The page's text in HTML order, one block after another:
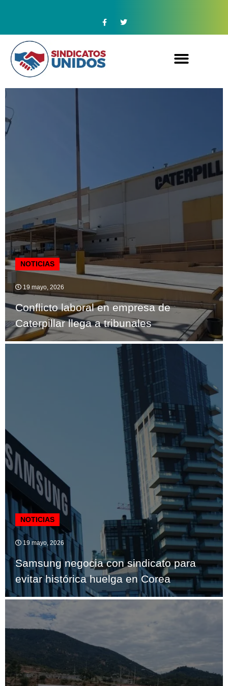
NOTICIAS
19 mayo, 2026
Conflicto laboral en empresa de
Caterpillar llega a tribunales
NOTICIAS
19 mayo, 2026
Samsung negocia con sindicato para
evitar histórica huelga en Corea